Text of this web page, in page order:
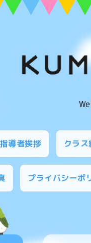
指導者挨拶 クラ
プライバシーポ